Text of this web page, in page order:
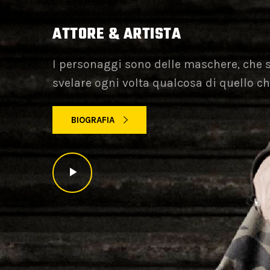
ATTORE & ARTISTA
I personaggi sono delle maschere, che
svelare ogni volta qualcosa di quello
BIOGRAFIA
COS'È LA CHIOD'ART?
Se ti interessano i miei dipinti, puoi
acquistare od esporre le opere, oppure
partecipazione ad eventi d’Arte.
VEDI TUTTI I CONTATTI